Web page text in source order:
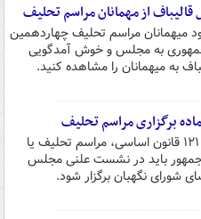
قالیباف از مهمانان مراسم تحلیف
میهمانان مراسم تحلیف چهاردهمین
به مجلس و خوش آمدگویی
به میهمانان را مشاهده کنید.
برگزاری مراسم تحلیف
براساس اصل ۱۲۱ قانون اساسی، مراسم تحلیف یا
باید در نشست علنی مجلس
شورای نگهبان برگزار شود.